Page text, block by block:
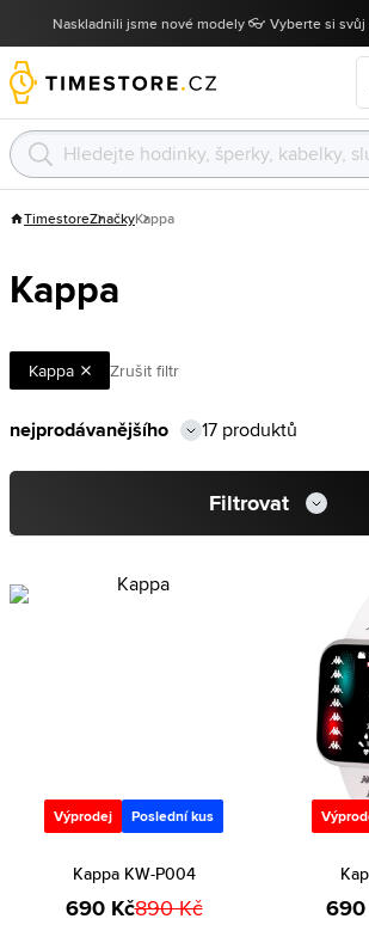
Naskladnili jsme nové modely 👓 Vyberte si
TimestoreZnačkyKappa
Kappa
Kappa Zrušit filtr
17 produktů
Filtrovat
Výprodej Poslední kus
Kappa KW-P004
690 Kč890 Kč 690